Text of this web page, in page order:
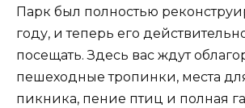
Парк был полностью
году, и теперь его
посещать. Здесь вас ждут
пешеходные тропинки, места
пикника, пение птиц и полная